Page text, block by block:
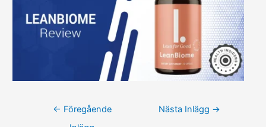
← Föregående
Nästa Inlägg →